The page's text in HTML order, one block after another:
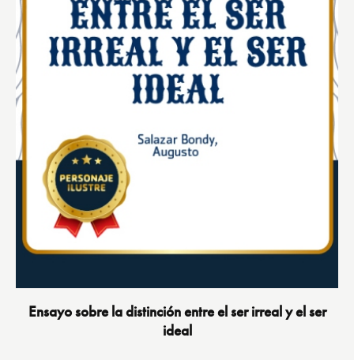
Ensayo sobre la distinción entre el ser irreal y el ser
ideal